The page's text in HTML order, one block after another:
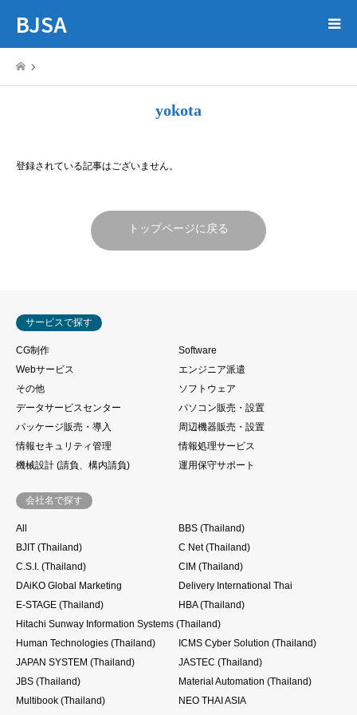
BJSA
yokota
登録されている記事はございません。
トップページに戻る
サービスで探す
CG制作
Software
Webサービス
エンジニア派遣
その他
ソフトウェア
データサービスセンター
パソコン販売・設置
パッケージ販売・導入
周辺機器販売・設置
情報セキュリティ管理
情報処理サービス
機械設計 (請負、構内請負)
運用保守サポート
会社名で探す
All
BBS (Thailand)
BJIT (Thailand)
C Net (Thailand)
C.S.I. (Thailand)
CIM (Thailand)
DAiKO Global Marketing
Delivery International Thai
E-STAGE (Thailand)
HBA (Thailand)
Hitachi Sunway Information Systems (Thailand)
Human Technologies (Thailand)
ICMS Cyber Solution (Thailand)
JAPAN SYSTEM (Thailand)
JASTEC (Thailand)
JBS (Thailand)
Material Automation (Thailand)
Multibook (Thailand)
NEO THAI ASIA